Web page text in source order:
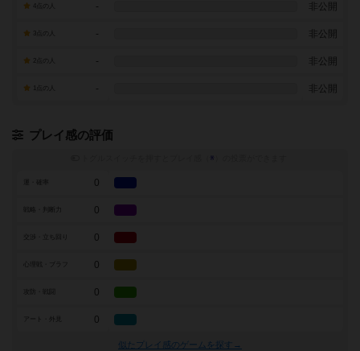
- 非公開
- 非公開
- 非公開
- 非公開
プレイ感の評価
※
0
戦略・判断力 0
0
0
0
アート・外見 0
似たプレイ感のゲームを探す→